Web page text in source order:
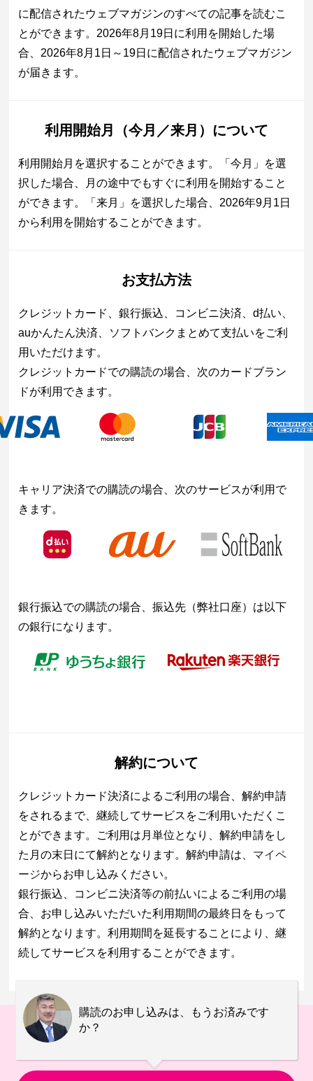
に配信されたウェブマガジンのすべての記事を読むこ
とができます。2026年8月19日に利用を開始した場
合、2026年8月1日～19日に配信されたウェブマガジン
が届きます。
利用開始月（今月／来月）について
利用開始月を選択することができます。「今月」を選
択した場合、月の途中でもすぐに利用を開始すること
ができます。「来月」を選択した場合、2026年9月1日
から利用を開始することができます。
お支払方法
クレジットカード、銀行振込、コンビニ決済、d払い、
auかんたん決済、ソフトバンクまとめて支払いをご利
用いただけます。
クレジットカードでの購読の場合、次のカードブラン
ドが利用できます。
キャリア決済での購読の場合、次のサービスが利用で
きます。
銀行振込での購読の場合、振込先（弊社口座）は以下
の銀行になります。
解約について
クレジットカード決済によるご利用の場合、解約申請
をされるまで、継続してサービスをご利用いただくこ
とができます。ご利用は月単位となり、解約申請をし
た月の末日にて解約となります。解約申請は、 マイペ
ージからお申し込みください。
銀行振込、コンビニ決済等の前払いによるご利用の場
合、お申し込みいただいた利用期間の最終日をもって
解約となります。利用期間を延長することにより、継
続してサービスを利用することができます。
購読のお申し込みは、もうお済みです
か？